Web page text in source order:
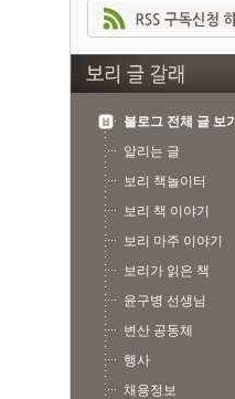
블로그 전체 글 보기
알리는 글
보리 책놀이터
보리 책 이야기
보리 마주 이야기
보리가 읽은 책
윤구병 선생님
변산 공동체
행사
채용정보